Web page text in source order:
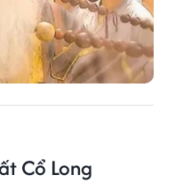
Cổ Long